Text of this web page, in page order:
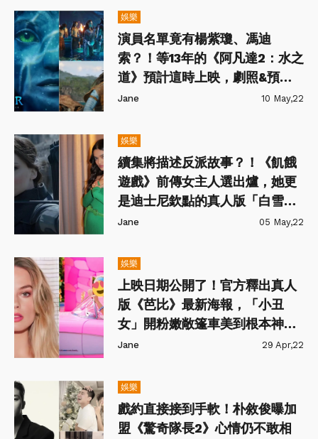
娛樂
演員名單竟有楊紫瓊、馮迪
索？！等13年的《阿凡達2：水之
道》預計這時上映，劇照&預告
華麗公開
Jane 10 May,22
娛樂
續集將描述反派故事？！《飢餓
遊戲》前傳女主人選出爐，她更
是迪士尼欽點的真人版「白雪公
主」！
Jane 05 May,22
娛樂
上映日期公開了！官方釋出真人
版《芭比》最新海報，「小丑
女」開粉嫩敞篷車美到根本神選
角！
Jane 29 Apr,22
娛樂
戲約直接接到手軟！朴敘俊曝加
盟《驚奇隊長2》心情仍不敢相